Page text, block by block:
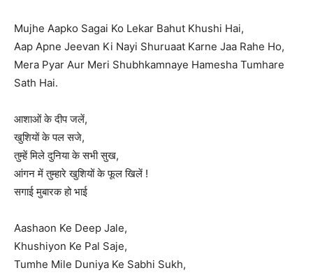
Mujhe Aapko Sagai Ko Lekar Bahut Khushi Hai,
Aap Apne Jeevan Ki Nayi Shuruaat Karne Jaa Rahe Ho,
Mera Pyar Aur Meri Shubhkamnaye Hamesha Tumhare
Sath Hai.
आशाओं के दीप जलें,
खुशियों के पल सजे,
तुम्हें मिले दुनिया के सभी सुख,
आंगन में तुम्हारे खुशियों के फूल खिलें !
सगाई मुबारक हो भाई
Aashaon Ke Deep Jale,
Khushiyon Ke Pal Saje,
Tumhe Mile Duniya Ke Sabhi Sukh,